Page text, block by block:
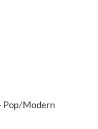
Pop/Modern